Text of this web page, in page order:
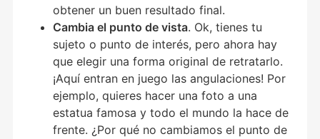
obtener un buen resultado final.
Cambia el punto de vista. Ok, tienes tu
sujeto o punto de interés, pero ahora hay
que elegir una forma original de retratarlo.
¡Aquí entran en juego las angulaciones! Por
ejemplo, quieres hacer una foto a una
estatua famosa y todo el mundo la hace de
frente. ¿Por qué no cambiamos el punto de